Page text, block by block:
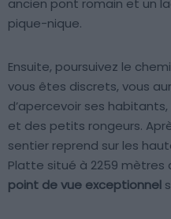
ancien pont romain et un
pique-nique.
Ensuite, poursuivez le
vous êtes discrets, vous
d’apercevoir ses
et des petits rongeurs.
sentier reprend sur les
Platte situé à 2259 mètres
point de vue exceptionnel